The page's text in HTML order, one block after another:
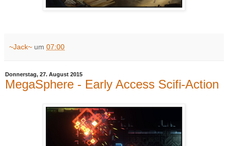
~Jack~ um 07:00
Donnerstag, 27. August 2015
MegaSphere - Early Access Scifi-Action